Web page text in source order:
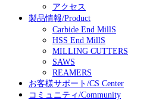
アクセス
製品情報/Product
Carbide End MillS
HSS End MillS
MILLING CUTTERS
SAWS
REAMERS
お客様サポート/CS Center
コミュニティ/Community